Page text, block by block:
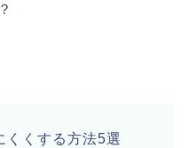
くくする方法5選